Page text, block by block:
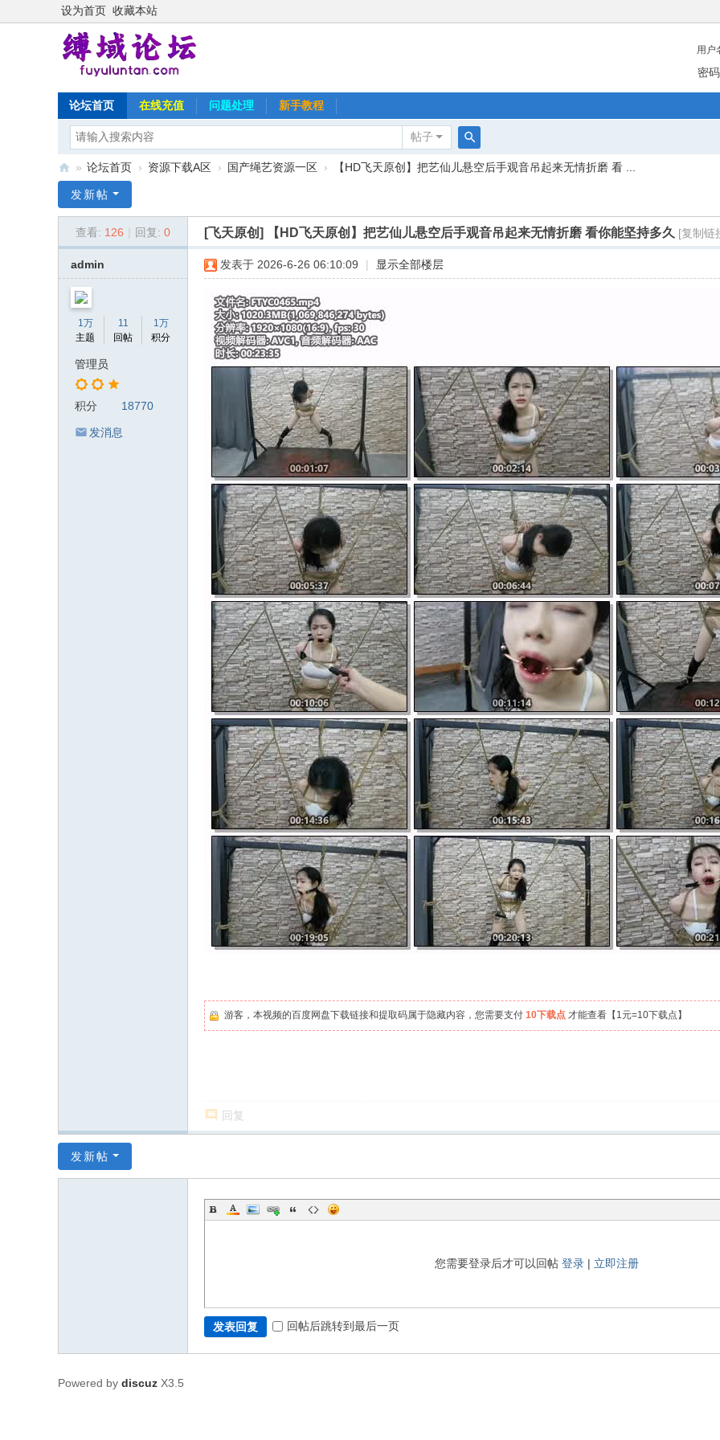
设为首页 收藏本站
用户
密码
论坛首页 在线充值 问题处理 新手教程
帖子
搜
域
» 论坛首页 › 资源下载A区 › 国产绳艺资源一区 › 【HD飞天原创】把艺仙儿悬空后手观音吊起来无情折磨 看 ...
发新帖
查看: 126 回复: 0 [飞天原创] 【HD飞天原创】把艺仙儿悬空后手观音吊起来无情折磨 看你能坚持多久 [复制链
admin
1万
主题
11
回帖
1万
积分
管理员
积分 18770
发消息
发表于 2026-6-26 06:10:09 显示全部楼层
游客，本视频的百度网盘下载链接和提取码属于隐藏内容，您需要支付 10下载点 才能查看【1元=10下载点】
回复
发新帖
您需要登录后才可以回帖 登录| 立即注册
发表回复 回帖后跳转到最后一页
Powered by discuz X3.5